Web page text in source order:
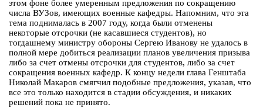
этом фоне более умеренным предложения по сокращению
числа ВУЗов, имеющих военные кафедры. Напомним, что эта
тема поднималась в 2007 году, когда были отменены
некоторые отсрочки (не касавшиеся студентов), но
тогдашнему министру обороны Сергею Иванову не удалось в
полной мере добиться реализации планов увеличения призыва
либо за счет отмены отсрочки для студентов, либо за счет
сокращения военных кафедр. К концу недели глава Генштаба
Николай Макаров смягчил подобные предложения, указав, что
все это только находится в стадии обсуждения, и никаких
решений пока не принято.